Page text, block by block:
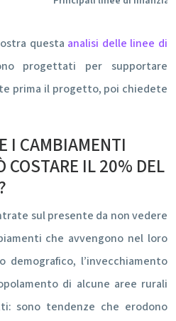
questa analisi delle linee di
progettati per supportare
prima il progetto, poi chiedete
I CAMBIAMENTI
COSTARE IL 20% DEL
sul presente da non vedere
che avvengono nel loro
demografico, l’invecchiamento
di alcune aree rurali
sono tendenze che erodono